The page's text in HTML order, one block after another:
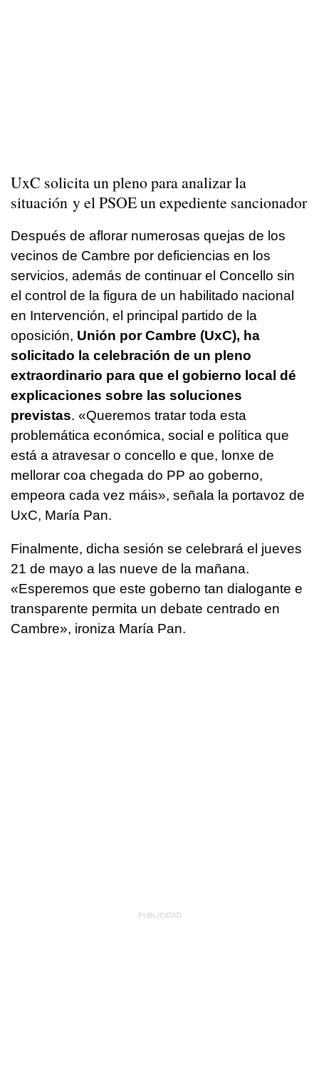
UxC solicita un pleno para analizar la
situación y el PSOE un expediente sancionador
Después de aflorar numerosas quejas de los
vecinos de Cambre por deficiencias en los
servicios, además de continuar el Concello sin
el control de la figura de un habilitado nacional
en Intervención, el principal partido de la
oposición, Unión por Cambre (UxC), ha
solicitado la celebración de un pleno
extraordinario para que el gobierno local dé
explicaciones sobre las soluciones
previstas. «Queremos tratar toda esta
problemática económica, social e política que
está a atravesar o concello e que, lonxe de
mellorar coa chegada do PP ao goberno,
empeora cada vez máis», señala la portavoz de
UxC, María Pan.
Finalmente, dicha sesión se celebrará el jueves
21 de mayo a las nueve de la mañana.
«Esperemos que este goberno tan dialogante e
transparente permita un debate centrado en
Cambre», ironiza María Pan.